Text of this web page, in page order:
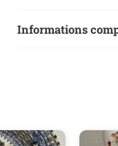
Informations